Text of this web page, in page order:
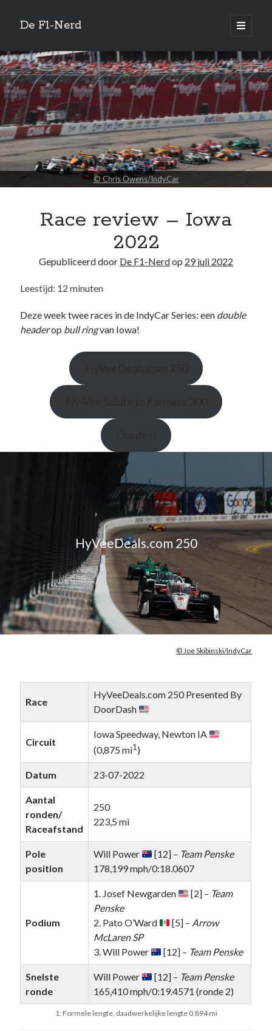
De F1-Nerd
open
primair
Zijbalk
Vertaal site
Quotes
There is no doubt about precisely when folks began racing each other in
automobiles. It was the day they built the second automobile.
Zoeken
Waarom de legaliteit van de McLaren-achtervleugel niet zwart/wit is
Briefje aan Jos – Grand Prix van Bahrein 2024
Boekrecensie: Frank Worrall – Lewis Hamilton
De Formule 1 weigert Andretti enkel uit hebzucht, ondanks de
woordenbrij
Het regeldilemma van de Formule 1
Het regeldilemma van de Formule 1
Het regeldilemma van de Formule 1
Katja.schendzielorz@planet.nl
opHet regeldilemma van de Formule 1
Briefje aan Jos – Grand Prix van Bahrein 2024 – De F1-NerdopGrand
© Chris Owens/IndyCar
Race review – Iowa
2022
Gepubliceerd door De F1-Nerdop 29 juli 2022
Leestijd: 12 minuten
Deze week twee races in de IndyCar Series: een double
headerop bull ringvan Iowa!
HyVeeDeals.com 250
© Joe Skibinski/IndyCar
Race
HyVeeDeals.com 250 Presented By
DoorDash
Circuit
Iowa Speedway, Newton IA
(0,875 mi1 )
Datum 23-07-2022
Aantal
ronden/
Raceafstand
250
223,5 mi
Pole
position
Will Power [12] – Team Penske
178,199 mph/0:18.0607
Podium
1. Josef Newgarden [2] – Team
Penske
2. Pato O’Ward
[5] – Arrow
McLaren SP
3. Will Power
[12] – Team Penske
Snelste
ronde
Will Power [12] – Team Penske
165,410 mph/0:19.4571 (ronde 2)
1: Formele lengte, daadwerkelijke lengte 0,894 mi